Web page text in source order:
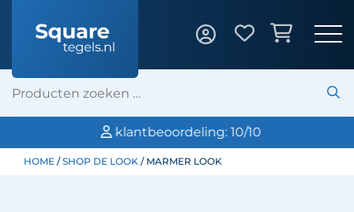
klantbeoordeling: 10/10
HOME /SHOP DE LOOK / MARMER LOOK